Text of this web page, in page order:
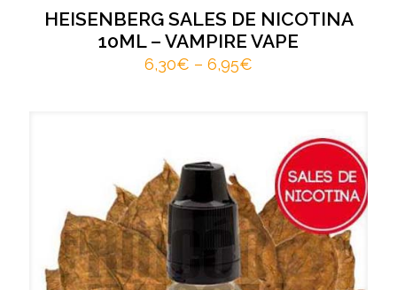
HEISENBERG SALES DE NICOTINA
10ML – VAMPIRE VAPE
6,30€ – 6,95€